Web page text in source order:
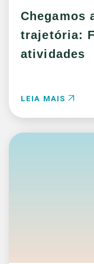
Chegamos
trajetória:
atividades
LEIA MAIS